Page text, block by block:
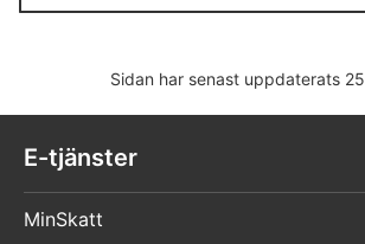
Sidan har senast uppdaterats
E-tjänster
MinSkatt